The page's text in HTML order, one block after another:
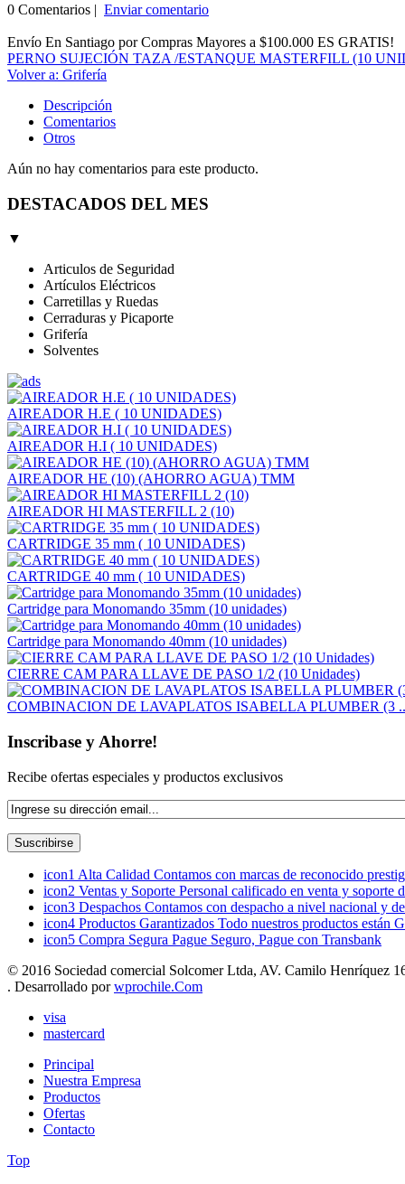
0 Comentarios | Enviar comentario
Envío En Santiago por Compras Mayores a $100.000 ES GRATIS!
PERNO SUJECIÓN TAZA /ESTANQUE MASTERFILL (10
Volver a: Grifería
Descripción
Comentarios
Otros
Aún no hay comentarios para este producto.
DESTACADOS DEL MES
▼
Articulos de Seguridad
Artículos Eléctricos
Carretillas y Ruedas
Cerraduras y Picaporte
Grifería
Solventes
AIREADOR H.E ( 10 UNIDADES)
AIREADOR H.I ( 10 UNIDADES)
AIREADOR HE (10) (AHORRO AGUA) TMM
AIREADOR HI MASTERFILL 2 (10)
CARTRIDGE 35 mm ( 10 UNIDADES)
CARTRIDGE 40 mm ( 10 UNIDADES)
Cartridge para Monomando 35mm (10 unidades)
Cartridge para Monomando 40mm (10 unidades)
CIERRE CAM PARA LLAVE DE PASO 1/2 (10 Unidades)
COMBINACION DE LAVAPLATOS ISABELLA PLUMBER (3
Inscribase y Ahorre!
Recibe ofertas especiales y productos exclusivos
icon1 Alta Calidad Contamos con marcas de reconocido
icon2 Ventas y Soporte Personal calificado en venta y soporte
icon3 Despachos Contamos con despacho a nivel nacional y
icon4 Productos Garantizados Todo nuestros productos están
icon5 Compra Segura Pague Seguro, Pague con Transbank
© 2016 Sociedad comercial Solcomer Ltda, AV. Camilo Henríquez
. Desarrollado porwprochile.Com
visa
mastercard
Principal
Nuestra Empresa
Productos
Ofertas
Contacto
Top